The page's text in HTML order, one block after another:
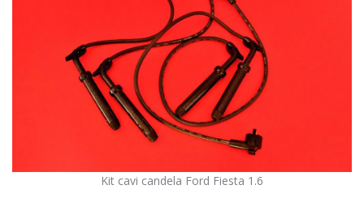
Kit cavi candela Ford Fiesta 1.6